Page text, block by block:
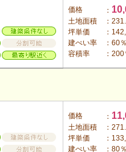
価格 ：
土地面積
：
坪単価
：
建ぺい率
：60％
容積率
：200
価格 ：
土地面積
：
坪単価
：
建ぺい率
：80％